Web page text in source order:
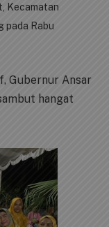
Kecamatan
pada Rabu
Gubernur Ansar
hangat